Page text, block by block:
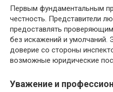
Первым фундаментальным
честность. Представители
предоставлять
без искажений и умолчаний.
доверие со стороны
возможные юридические
Уважение и